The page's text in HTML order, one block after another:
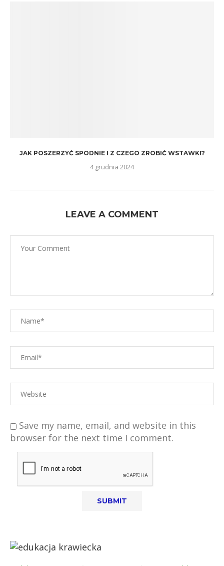
JAK POSZERZYĆ SPODNIE I Z CZEGO ZROBIĆ WSTAWKI?
4 grudnia 2024
LEAVE A COMMENT
Save my name, email, and website in this
browser for the next time I comment.